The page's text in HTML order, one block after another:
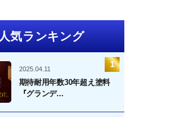
人気ランキング
2025.04.11
期待耐用年数30年超え塗料
『グランデ...